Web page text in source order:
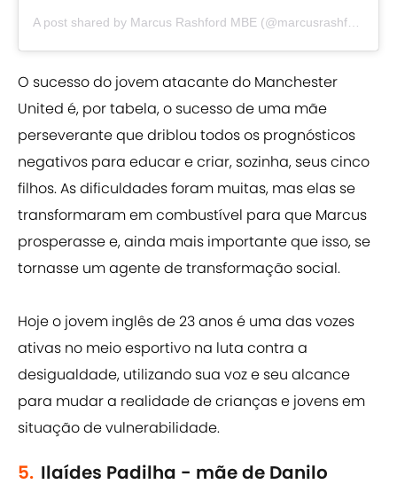
A post shared by Marcus Rashford MBE (@marcusrashford)
O sucesso do jovem atacante do Manchester
United é, por tabela, o sucesso de uma mãe
perseverante que driblou todos os prognósticos
negativos para educar e criar, sozinha, seus cinco
filhos. As dificuldades foram muitas, mas elas se
transformaram em combustível para que Marcus
prosperasse e, ainda mais importante que isso, se
tornasse um agente de transformação social.
Hoje o jovem inglês de 23 anos é uma das vozes
ativas no meio esportivo na luta contra a
desigualdade, utilizando sua voz e seu alcance
para mudar a realidade de crianças e jovens em
situação de vulnerabilidade.
5. Ilaídes Padilha - mãe de Danilo